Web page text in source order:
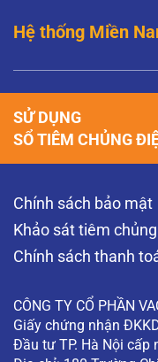
Hệ thống Miền
Chính sách bảo mật
Khảo sát tiêm chủng
Chính sách thanh
CÔNG TY CỔ PHẦN
Giấy chứng nhận
Đầu tư TP. Hà Nội
SỬ DỤNG
SỔ TIÊM CHỦNG